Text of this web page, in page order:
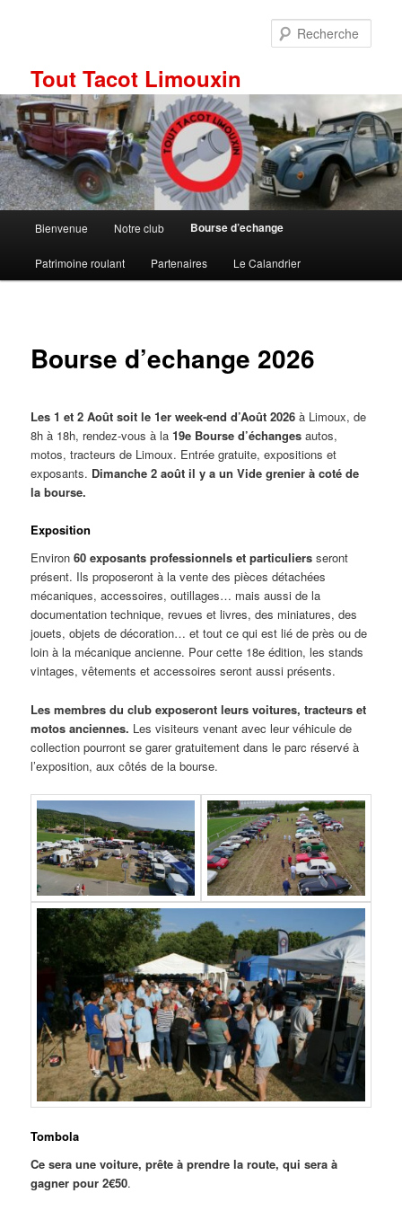
Tout Tacot Limouxin
principal
Bienvenue Notre club Bourse d’echange
Patrimoine roulant Partenaires Le Calandrier
Bourse d’echange 2026
Les 1 et 2 Août soit le 1er week-end d’Août 2026 à Limoux, de
8h à 18h, rendez-vous à la19e Bourse d’échanges autos,
motos, tracteurs de Limoux. Entrée gratuite, expositions et
exposants. Dimanche 2 août il y a un Vide grenier à coté de
la bourse.
Exposition
Environ60 exposants professionnels et particuliers seront
présent. Ils proposeront à la vente des pièces détachées
mécaniques, accessoires, outillages… mais aussi de la
documentation technique, revues et livres, des miniatures, des
jouets, objets de décoration… et tout ce qui est lié de près ou de
loin à la mécanique ancienne. Pour cette 18e édition, les stands
vintages, vêtements et accessoires seront aussi présents.
Les membres du club exposeront leurs voitures, tracteurs et
motos anciennes. Les visiteurs venant avec leur véhicule de
collection pourront se garer gratuitement dans le parc réservé à
l’exposition, aux côtés de la bourse.
Tombola
Ce sera une voiture, prête à prendre la route, qui sera à
gagner pour 2€50.